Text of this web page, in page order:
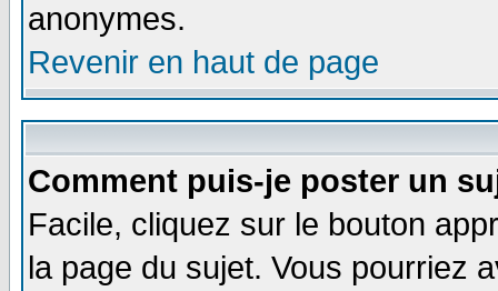
anonymes.
Revenir en haut de page
Comment puis-je poster un
Facile, cliquez sur le bouton
la page du sujet. Vous pourriez